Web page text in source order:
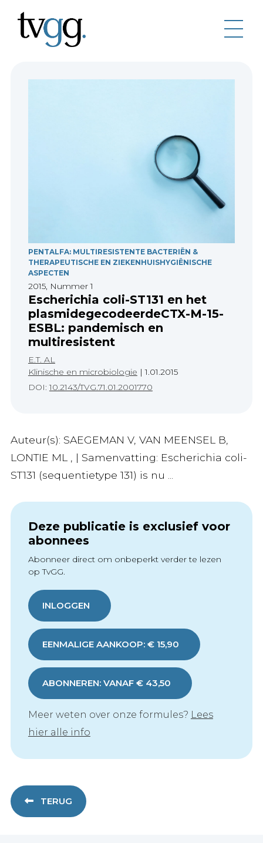
PENTALFA: MULTIRESISTENTE BACTERIËN &
THERAPEUTISCHE EN ZIEKENHUISHYGIËNISCHE
ASPECTEN
2015, Nummer 1
Escherichia coli-ST131 en het
plasmidegecodeerdeCTX-M-15-
ESBL: pandemisch en
multiresistent
E.T. AL
Klinische en microbiologie |1.01.2015
DOI:10.2143/TVG.71.01.2001770
Auteur(s): SAEGEMAN V, VAN MEENSEL B,
LONTIE ML , | Samenvatting: Escherichia coli-
ST131 (sequentietype 131) is nu ...
Deze publicatie is exclusief voor
abonnees
Abonneer direct om onbeperkt verder te lezen
op TvGG.
INLOGGEN
EENMALIGE AANKOOP: € 15,90
ABONNEREN: VANAF € 43,50
Meer weten over onze formules? Lees
hier alle info
TERUG